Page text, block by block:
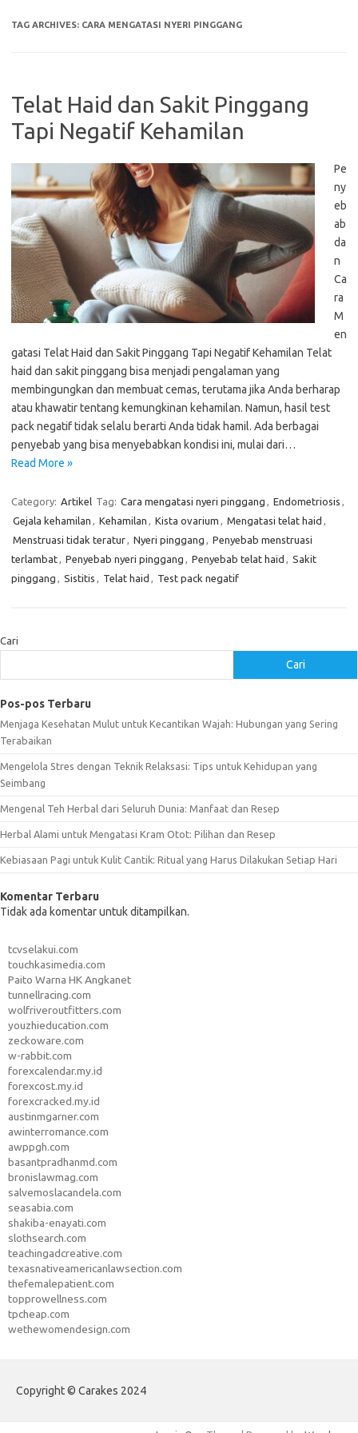
TAG ARCHIVES: CARA MENGATASI NYERI PINGGANG
Telat Haid dan Sakit Pinggang
Tapi Negatif Kehamilan
Pe
ny
eb
ab
da
n
Ca
ra
M
en
gatasi Telat Haid dan Sakit Pinggang Tapi Negatif Kehamilan Telat
haid dan sakit pinggang bisa menjadi pengalaman yang
membingungkan dan membuat cemas, terutama jika Anda berharap
atau khawatir tentang kemungkinan kehamilan. Namun, hasil test
pack negatif tidak selalu berarti Anda tidak hamil. Ada berbagai
penyebab yang bisa menyebabkan kondisi ini, mulai dari…
Read More »
Category: Artikel Tag: Cara mengatasi nyeri pinggang , Endometriosis ,
Gejala kehamilan , Kehamilan , Kista ovarium , Mengatasi telat haid ,
Menstruasi tidak teratur, Nyeri pinggang , Penyebab menstruasi
terlambat, Penyebab nyeri pinggang , Penyebab telat haid , Sakit
pinggang , Sistitis , Telat haid , Test pack negatif
Cari
Cari
Pos-pos Terbaru
Menjaga Kesehatan Mulut untuk Kecantikan Wajah: Hubungan yang Sering
Terabaikan
Mengelola Stres dengan Teknik Relaksasi: Tips untuk Kehidupan yang
Seimbang
Mengenal Teh Herbal dari Seluruh Dunia: Manfaat dan Resep
Herbal Alami untuk Mengatasi Kram Otot: Pilihan dan Resep
Kebiasaan Pagi untuk Kulit Cantik: Ritual yang Harus Dilakukan Setiap Hari
Komentar Terbaru
Tidak ada komentar untuk ditampilkan.
tcvselakui.com
touchkasimedia.com
Paito Warna HK Angkanet
tunnellracing.com
wolfriveroutfitters.com
youzhieducation.com
zeckoware.com
w-rabbit.com
forexcalendar.my.id
forexcost.my.id
forexcracked.my.id
austinmgarner.com
awinterromance.com
awppgh.com
basantpradhanmd.com
bronislawmag.com
salvemoslacandela.com
seasabia.com
shakiba-enayati.com
slothsearch.com
teachingadcreative.com
texasnativeamericanlawsection.com
thefemalepatient.com
topprowellness.com
tpcheap.com
wethewomendesign.com
Copyright © Carakes 2024